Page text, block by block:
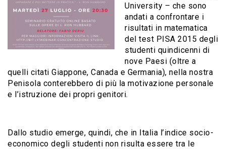
University – che sono
andati a confrontare i
risultati in matematica
del test PISA 2015 degli
studenti quindicenni di
nove Paesi (oltre a
quelli citati Giappone, Canada e Germania), nella nostra
Penisola conterebbero di più la motivazione personale
e l’istruzione dei propri genitori.
Dallo studio emerge, quindi, che in Italia l’indice socio-
economico degli studenti non risulta essere tra le